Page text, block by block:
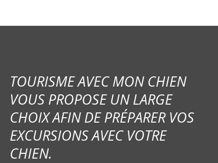
TOURISME AVEC MON CHIEN
VOUS PROPOSE UN LARGE
CHOIX AFIN DE PRÉPARER VOS
EXCURSIONS AVEC VOTRE
CHIEN.